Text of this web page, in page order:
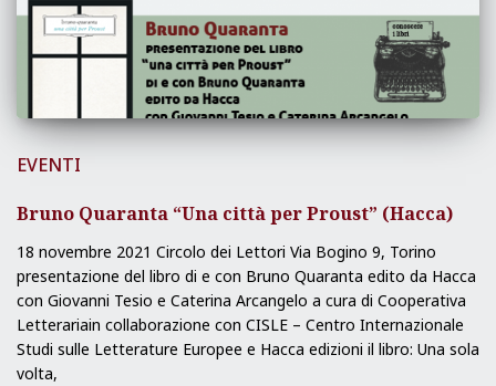
EVENTI
Bruno Quaranta “Una città per Proust” (Hacca)
18 novembre 2021 Circolo dei Lettori Via Bogino 9, Torino
presentazione del libro di e con Bruno Quaranta edito da Hacca
con Giovanni Tesio e Caterina Arcangelo a cura di Cooperativa
Letterariain collaborazione con CISLE – Centro Internazionale
Studi sulle Letterature Europee e Hacca edizioni il libro: Una sola
volta,